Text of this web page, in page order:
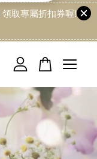
取專屬折扣券喔!
空的。